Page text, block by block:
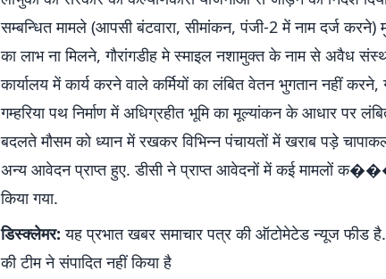
सम्बन्धित मामले (आपसी बंटवारा, सीमांकन, पंजी-2 में नाम दर्ज करने)
का लाभ ना मिलने, गौरांगडीह मे स्माइल नशामुक्त के नाम से अवैध
कार्यालय में कार्य करने वाले कर्मियों का लंबित वेतन भुगतान नहीं करने,
गम्हरिया पथ निर्माण में अधिग्रहीत भूमि का मूल्यांकन के आधार पर
बदलते मौसम को ध्यान में रखकर विभिन्न पंचायतों में खराब पड़े
अन्य आवेदन प्राप्त हुए. डीसी ने प्राप्त आवेदनों में कई मामलों
किया गया.
डिस्क्लेमर: यह प्रभात खबर समाचार पत्र की ऑटोमेटेड न्यूज फीड
की टीम ने संपादित नहीं किया है